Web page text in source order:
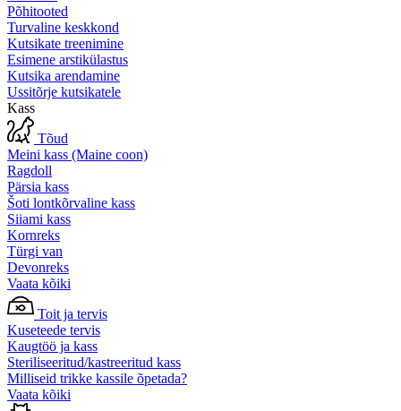
Põhitooted
Turvaline keskkond
Kutsikate treenimine
Esimene arstikülastus
Kutsika arendamine
Ussitõrje kutsikatele
Kass
Tõud
Meini kass (Maine coon)
Ragdoll
Pärsia kass
Šoti lontkõrvaline kass
Siiami kass
Kornreks
Türgi van
Devonreks
Vaata kõiki
Toit ja tervis
Kuseteede tervis
Kaugtöö ja kass
Steriliseeritud/kastreeritud kass
Milliseid trikke kassile õpetada?
Vaata kõiki